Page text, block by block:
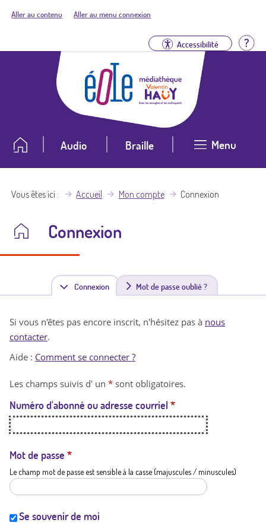
Aller au contenu Aller au menu connexion
Accessibilité
Audio Braille Menu
Vous êtes ici Accueil Mon compte Connexion
Connexion
Connexion(
n
t
a
t
i
Mot de passe oublié ?
Si vous n'êtes pas encore inscrit, n'hésitez pas à nous
contacter.
Aide : Comment se connecter ?
Les champs suivis d' un * sont obligatoires.
Numéro d'abonné ou adresse courriel *
Mot de passe *
Le champ mot de passe est sensible à la casse (majuscules / minuscules)
Se souvenir de moi